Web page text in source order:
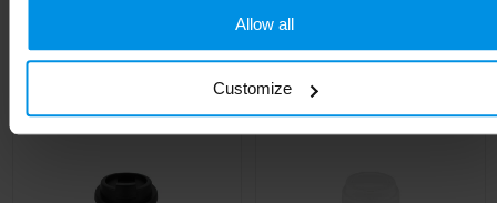
Allow all
Customize
Gerelateerde producten